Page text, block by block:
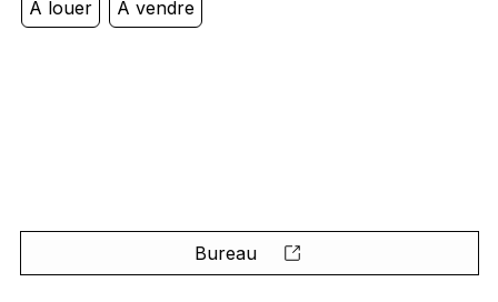
Bureau
À louer À vendre